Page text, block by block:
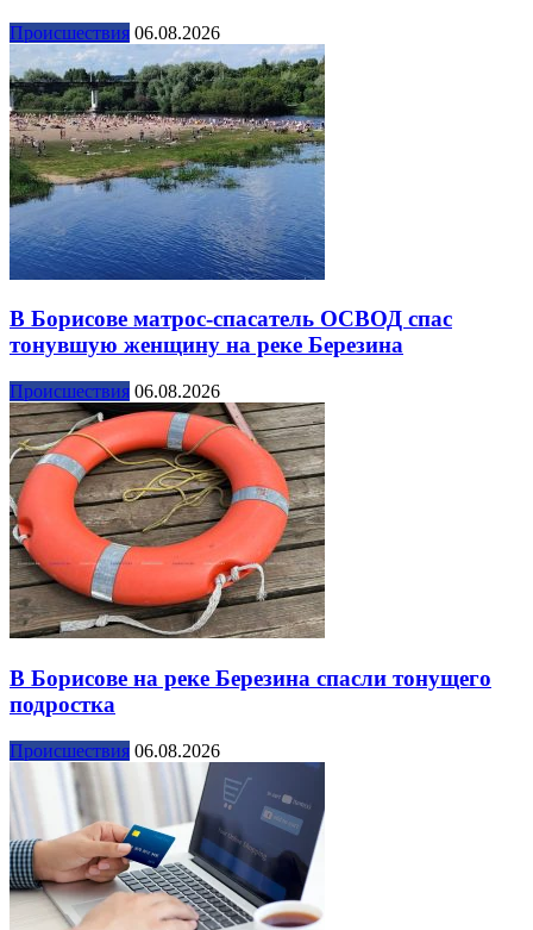
Происшествия 06.08.2026
В Борисове матрос-спасатель ОСВОД спас
тонувшую женщину на реке Березина
Происшествия 06.08.2026
В Борисове на реке Березина спасли тонущего
подростка
Происшествия 06.08.2026